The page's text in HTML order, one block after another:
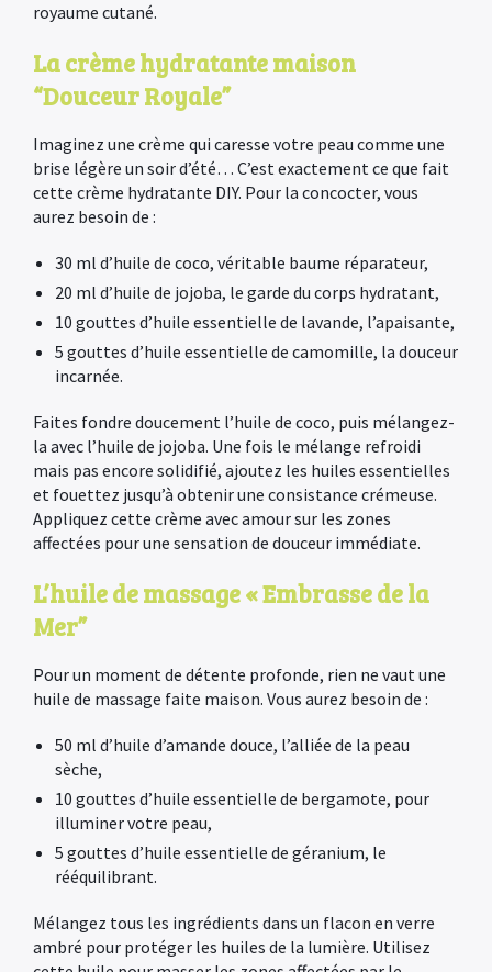
royaume cutané.
La crème hydratante maison
“Douceur Royale”
Imaginez une crème qui caresse votre peau comme une
brise légère un soir d’été… C’est exactement ce que fait
cette crème hydratante DIY. Pour la concocter, vous
aurez besoin de :
30 ml d’huile de coco, véritable baume réparateur,
20 ml d’huile de jojoba, le garde du corps hydratant,
10 gouttes d’huile essentielle de lavande, l’apaisante,
5 gouttes d’huile essentielle de camomille, la douceur
incarnée.
Faites fondre doucement l’huile de coco, puis mélangez-
la avec l’huile de jojoba. Une fois le mélange refroidi
mais pas encore solidifié, ajoutez les huiles essentielles
et fouettez jusqu’à obtenir une consistance crémeuse.
Appliquez cette crème avec amour sur les zones
affectées pour une sensation de douceur immédiate.
L’huile de massage « Embrasse de la
Mer”
Pour un moment de détente profonde, rien ne vaut une
huile de massage faite maison. Vous aurez besoin de :
50 ml d’huile d’amande douce, l’alliée de la peau
sèche,
10 gouttes d’huile essentielle de bergamote, pour
illuminer votre peau,
5 gouttes d’huile essentielle de géranium, le
rééquilibrant.
Mélangez tous les ingrédients dans un flacon en verre
ambré pour protéger les huiles de la lumière. Utilisez